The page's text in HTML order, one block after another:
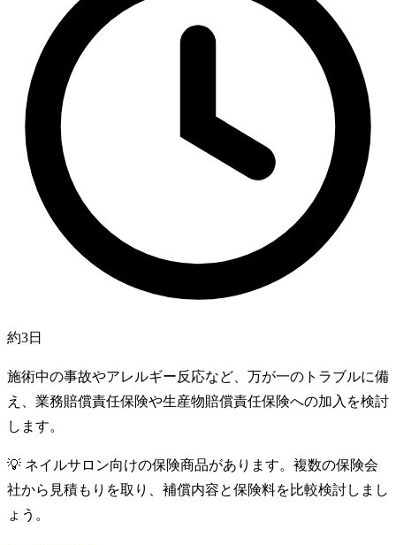
約3日
施術中の事故やアレルギー反応など、万が一のトラブルに備
え、業務賠償責任保険や生産物賠償責任保険への加入を検討
します。
💡 ネイルサロン向けの保険商品があります。複数の保険会
社から見積もりを取り、補償内容と保険料を比較検討しまし
ょう。